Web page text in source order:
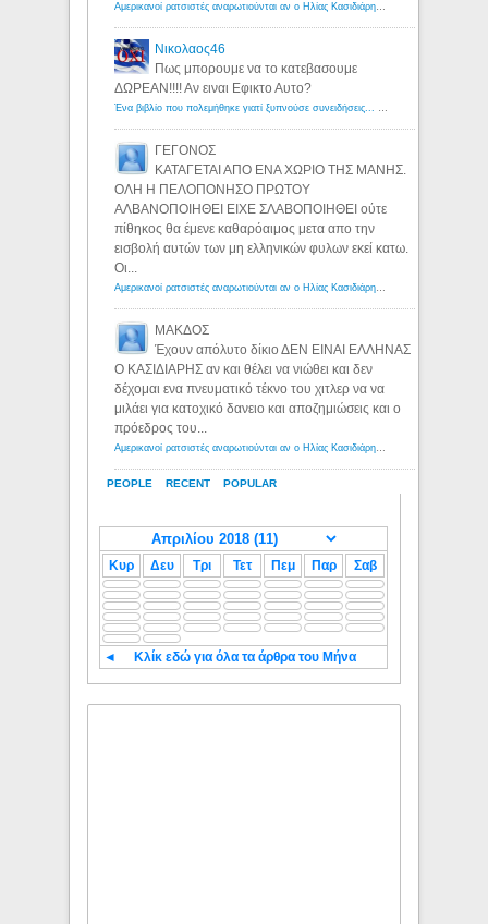
PEOPLE RECENT POPULAR
Αμερικανοί ρατσιστές αναρωτιούνται αν ο Ηλίας Κασιδιάρης ανήκει στη λευκή φυλή... - Λόγιος Ερμής
Νικολαος46
Πως μπορουμε να το κατεβασουμε
ΔΩΡΕΑΝ!!!! Αν ειναι Εφικτο Αυτο?
Ένα βιβλίο που πολεμήθηκε γιατί ξυπνούσε συνειδήσεις... - Λόγιος Ερμής | Η γνώση ξεκινάει με την αναζήτηση...
ΓΕΓΟΝΟΣ
ΚΑΤΑΓΕΤΑΙ ΑΠΟ ΕΝΑ ΧΩΡΙΟ ΤΗΣ ΜΑΝΗΣ.
ΟΛΗ Η ΠΕΛΟΠΟΝΗΣΟ ΠΡΩΤΟΥ
ΑΛΒΑΝΟΠΟΙΗΘΕΙ ΕΙΧΕ ΣΛΑΒΟΠΟΙΗΘΕΙ ούτε
πίθηκος θα έμενε καθαρόαιμος μετα απο την
εισβολή αυτών των μη ελληνικών φυλων εκεί κατω.
Οι...
Αμερικανοί ρατσιστές αναρωτιούνται αν ο Ηλίας Κασιδιάρης ανήκει στη λευκή φυλή... - Λόγιος Ερμής
ΜΑΚΔΟΣ
Έχουν απόλυτο δίκιο ΔΕΝ ΕΙΝΑΙ ΕΛΛΗΝΑΣ
Ο ΚΑΣΙΔΙΑΡΗΣ αν και θέλει να νιώθει και δεν
δέχομαι ενα πνευματικό τέκνο του χιτλερ να να
μιλάει για κατοχικό δανειο και αποζημιώσεις και ο
πρόεδρος του...
Αμερικανοί ρατσιστές αναρωτιούνται αν ο Ηλίας Κασιδιάρης ανήκει στη λευκή φυλή... - Λόγιος Ερμής
Κυρ Δευ Τρι Τετ Πεμ Παρ Σαβ
◄ Κλίκ εδώ για όλα τα άρθρα του Μήνα